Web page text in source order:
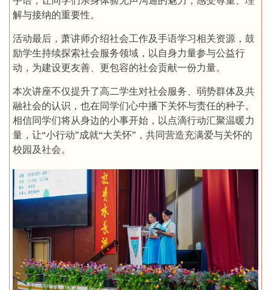
解与接纳的重要性。
活动最后，萧讲师介绍社会工作及手语学习相关资源，鼓
励学生持续探索社会服务领域，以自身力量参与公益行
动，为建设更友善、更包容的社会贡献一份力量。
本次讲座不仅提升了高二学生对社会服务、弱势群体及共
融社会的认识，也在同学们心中播下关怀与责任的种子。
相信同学们将从身边的小事开始，以点滴行动汇聚温暖力
量，让“小行动”成就“大关怀”，共同营造充满爱与关怀的
校园及社会。